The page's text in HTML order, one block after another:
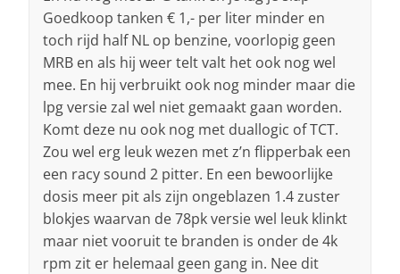
Goedkoop tanken € 1,- per liter minder en
toch rijd half NL op benzine, voorlopig geen
MRB en als hij weer telt valt het ook nog wel
mee. En hij verbruikt ook nog minder maar die
lpg versie zal wel niet gemaakt gaan worden.
Komt deze nu ook nog met duallogic of TCT.
Zou wel erg leuk wezen met z’n flipperbak een
een racy sound 2 pitter. En een bewoorlijke
dosis meer pit als zijn ongeblazen 1.4 zuster
blokjes waarvan de 78pk versie wel leuk klinkt
maar niet vooruit te branden is onder de 4k
rpm zit er helemaal geen gang in. Nee dit